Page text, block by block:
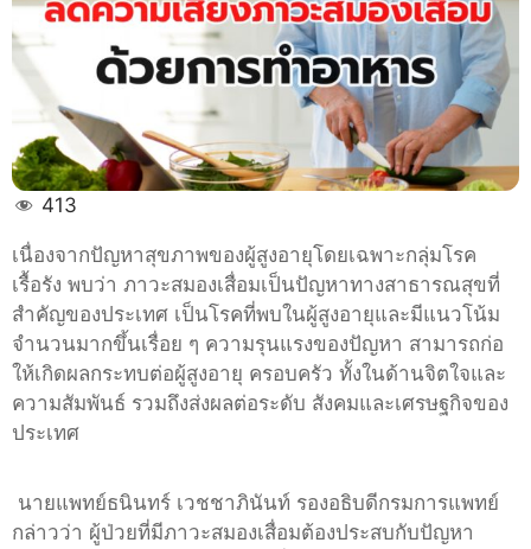
เสี่ยง
ภาวะ
สมอง
413
เนื่องจากปัญหาสุขภาพของผู้สูงอายุโดยเฉพาะกลุ่มโรค
เรื้อรัง พบว่า ภาวะสมองเสื่อมเป็นปัญหาทางสาธารณสุขที่
สำคัญของประเทศ เป็นโรคที่พบในผู้สูงอายุและมีแนวโน้ม
จำนวนมากขึ้นเรื่อย ๆ ความรุนแรงของปัญหา สามารถก่อ
ให้เกิดผลกระทบต่อผู้สูงอายุ ครอบครัว ทั้งในด้านจิตใจและ
ความสัมพันธ์ รวมถึงส่งผลต่อระดับ สังคมและเศรษฐกิจของ
ประเทศ
นายแพทย์ธนินทร์ เวชชาภินันท์ รองอธิบดีกรมการแพทย์
กล่าวว่า ผู้ป่วยที่มีภาวะสมองเสื่อมต้องประสบกับปัญหา